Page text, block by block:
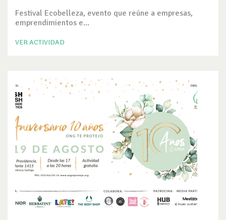
Festival Ecobelleza, evento que reúne a empresas,
emprendimientos e...
VER ACTIVIDAD